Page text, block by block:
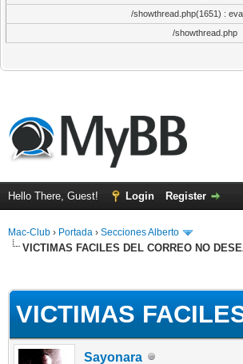
/showthread.php(1651) :
/showthread.php
Hello There, Guest! Login Register
Mac-Club › Portada › Secciones Alberto
VICTIMAS FACILES DEL CORREO NO
VICTIMAS
Sayonara